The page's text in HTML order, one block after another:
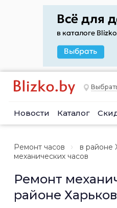
Новости Каталог
Ремонт часов в районе
механических часов
Ремонт
районе